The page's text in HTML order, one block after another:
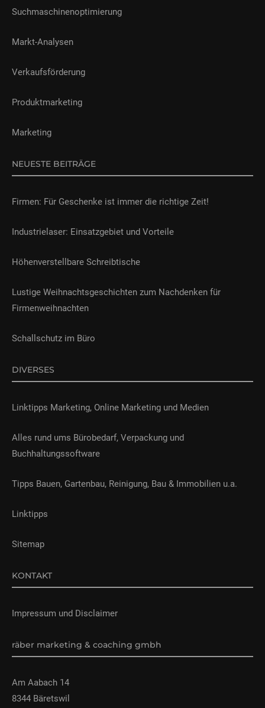
Suchmaschinenoptimierung
Markt-Analysen
Verkaufsförderung
Produktmarketing
Marketing
NEUESTE BEITRÄGE
Firmen: Für Geschenke ist immer die richtige Zeit!
Industrielaser: Einsatzgebiet und Vorteile
Höhenverstellbare Schreibtische
Lustige Weihnachtsgeschichten zum Nachdenken für
Firmenweihnachten
Schallschutz im Büro
DIVERSES
Linktipps Marketing, Online Marketing und Medien
Alles rund ums Bürobedarf, Verpackung und
Buchhaltungssoftware
Tipps Bauen, Gartenbau, Reinigung, Bau & Immobilien u.a.
Linktipps
Sitemap
KONTAKT
Impressum und Disclaimer
räber marketing & coaching gmbh
Am Aabach 14
8344 Bäretswil